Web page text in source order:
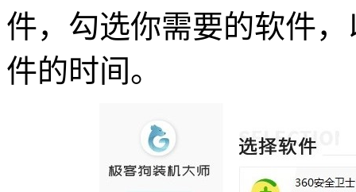
件，勾选你需要的软件
件的时间。